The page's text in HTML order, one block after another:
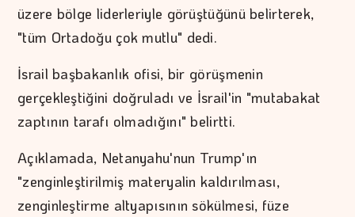
üzere bölge liderleriyle görüştüğünü belirterek,
"tüm Ortadoğu çok mutlu" dedi.
İsrail başbakanlık ofisi, bir görüşmenin
gerçekleştiğini doğruladı ve İsrail'in "mutabakat
zaptının tarafı olmadığını" belirtti.
Açıklamada, Netanyahu'nun Trump'ın
"zenginleştirilmiş materyalin kaldırılması,
zenginleştirme altyapısının sökülmesi, füze